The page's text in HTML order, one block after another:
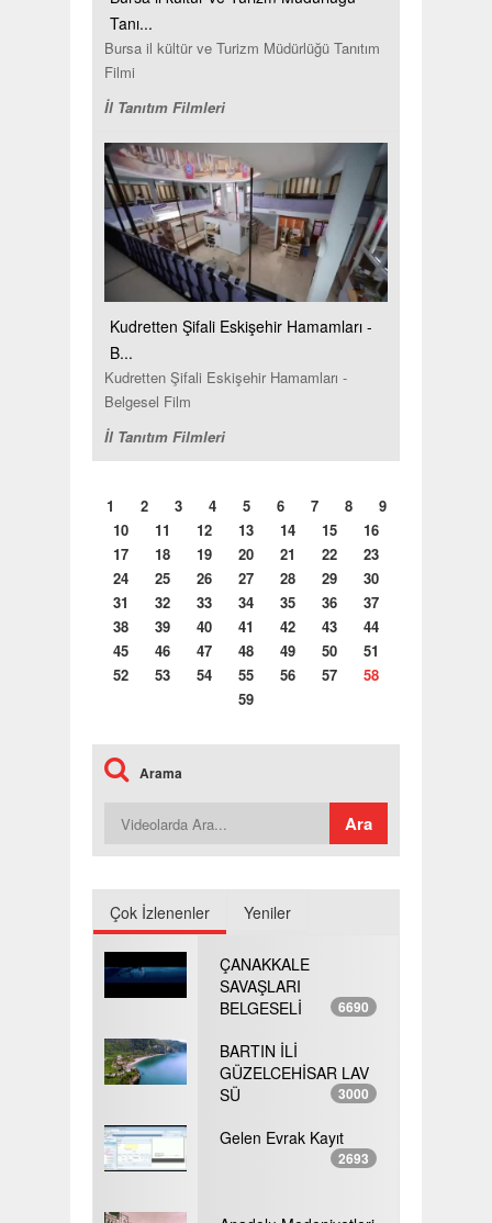
Tanı...
Bursa il kültür ve Turizm Müdürlüğü Tanıtım
Filmi
İl Tanıtım Filmleri
Kudretten Şifali Eskişehir Hamamları -
B...
Kudretten Şifali Eskişehir Hamamları -
Belgesel Film
İl Tanıtım Filmleri
1 2 3 4 5 6 7 8
9
10
11 12 13 14 15
16
17
18 19 20 21 22
23
24
25 26 27 28 29
30
31
32 33 34 35 36
37
38
39 40 41 42 43
44
45
46 47 48 49 50
51
52
53 54 55 56 57
58
59
Arama
Çok İzlenenler Yeniler
ÇANAKKALE
SAVAŞLARI
BELGESELİ
6690
BARTIN İLİ
GÜZELCEHİSAR LAV
SÜ
3000
Gelen Evrak Kayıt
2693